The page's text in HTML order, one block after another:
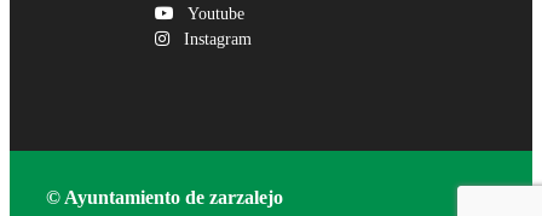
Youtube
Instagram
© Ayuntamiento de zarzalejo